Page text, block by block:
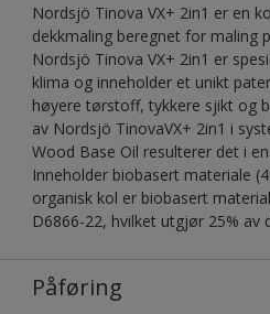
Nordsjö Tinova VX+ 2in1 er en
dekkmaling beregnet for maling
Nordsjö Tinova VX+ 2in1 er
klima og inneholder et unikt
høyere tørstoff, tykkere sjikt og
av Nordsjö TinovaVX+ 2in1 i
Wood Base Oil resulterer det i
Inneholder biobasert materiale
organisk kol er biobasert
D6866-22, hvilket utgjør 25% av
Påføring